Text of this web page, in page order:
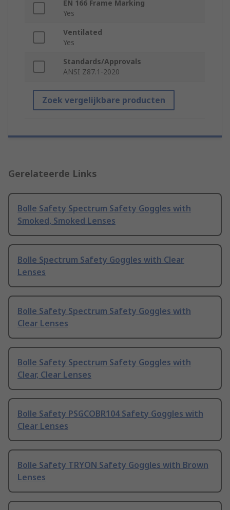
EN 166 Frame Marking
Yes
Ventilated
Yes
Standards/Approvals
ANSI Z87.1-2020
Zoek vergelijkbare producten
Gerelateerde Links
Bolle Safety Spectrum Safety Goggles with
Smoked, Smoked Lenses
Bolle Spectrum Safety Goggles with Clear
Lenses
Bolle Safety Spectrum Safety Goggles with
Clear Lenses
Bolle Safety Spectrum Safety Goggles with
Clear, Clear Lenses
Bolle Safety PSGCOBR104 Safety Goggles with
Clear Lenses
Bolle Safety TRYON Safety Goggles with Brown
Lenses